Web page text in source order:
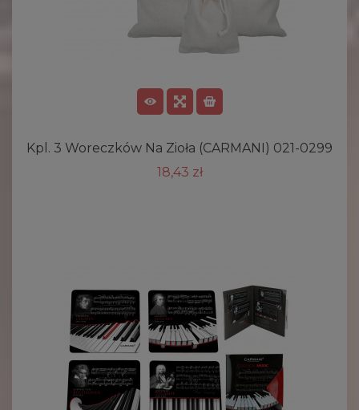
Kpl. 3 Woreczków Na Zioła (CARMANI) 021-0299
18,43 zł